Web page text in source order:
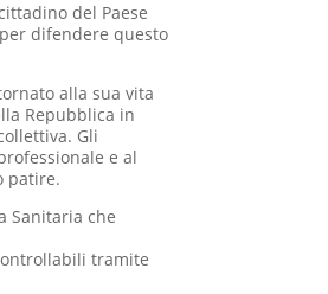
del Paese
difendere questo
alla sua vita
Repubblica in
Gli
e al
patire.
Sanitaria che
tramite